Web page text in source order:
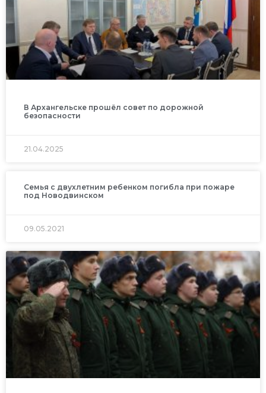
В Архангельске прошёл совет по дорожной
безопасности
21.04.2025
Семья с двухлетним ребенком погибла при пожаре
под Новодвинском
09.05.2021